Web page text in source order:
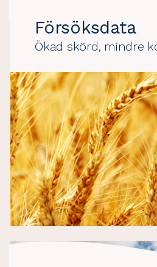
Försöksdata
Ökad skörd, mindre